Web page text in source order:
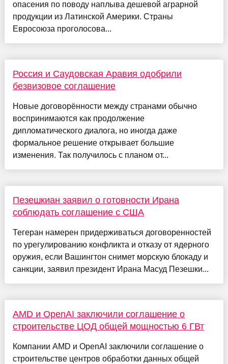
опасения по поводу наплыва дешевой аграрной
продукции из Латинской Америки. Страны
Евросоюза проголосова...
Россия и Саудовская Аравия одобрили
безвизовое соглашение
Новые договорённости между странами обычно
воспринимаются как продолжение
дипломатического диалога, но иногда даже
формальное решение открывает большие
изменения. Так получилось с планом от...
Пезешкиан заявил о готовности Ирана
соблюдать соглашение с США
Тегеран намерен придерживаться договоренностей
по урегулированию конфликта и отказу от ядерного
оружия, если Вашингтон снимет морскую блокаду и
санкции, заявил президент Ирана Масуд Пезешки...
AMD и OpenAI заключили соглашение о
строительстве ЦОД общей мощностью 6 ГВт
Компании AMD и OpenAI заключили соглашение о
строительстве центров обработки данных общей